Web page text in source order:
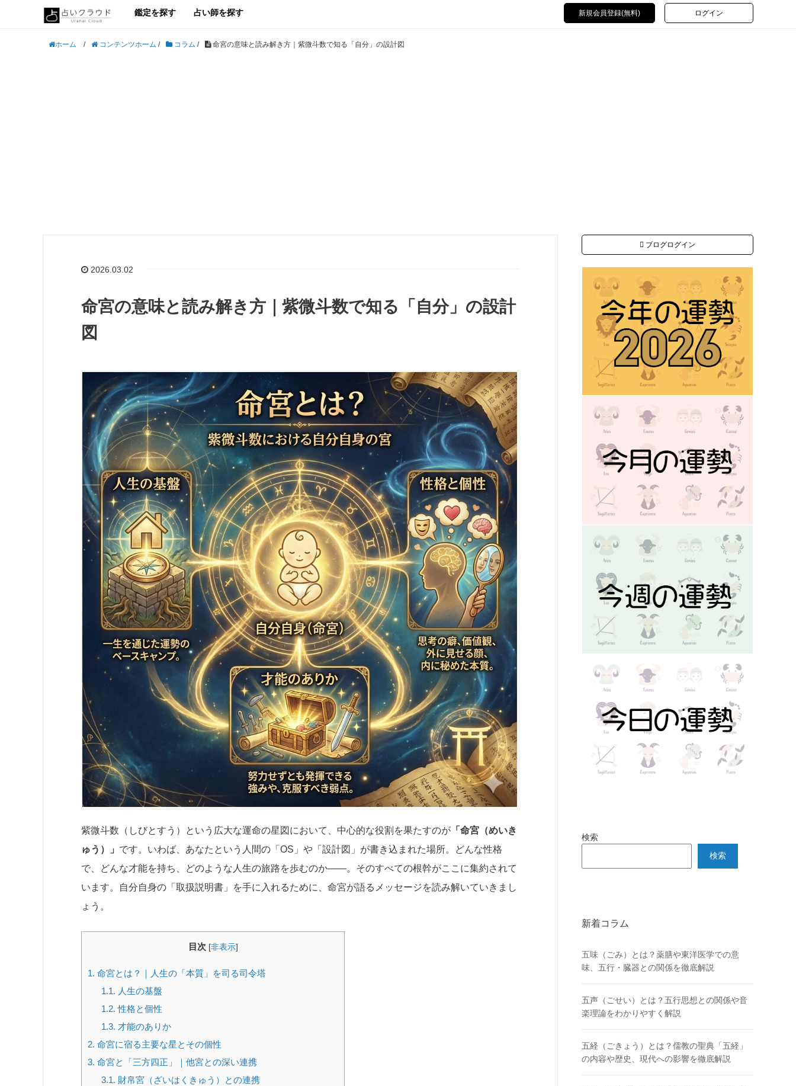
鑑定を探す 占い師を探す 新規会員登録(無料) ログイン
ホーム / コンテンツホーム / コラム / 命宮の意味と読み解き方｜紫微斗数で知る「自分」の設計図
2026.03.02
命宮の意味と読み解き方｜紫微斗数で知る「自分」の設計
図
紫微斗数（しびとすう）という広大な運命の星図において、中心的な役割を果たすのが 「命宮（めいき
ゅう）」 です。いわば、あなたという人間の「OS」や「設計図」が書き込まれた場所。どんな性格
で、どんな才能を持ち、どのような人生の旅路を歩むのか――。そのすべての根幹がここに集約されて
います。自分自身の「取扱説明書」を手に入れるために、命宮が語るメッセージを読み解いていきまし
ょう。
目次 [非表示]
1. 命宮とは？｜人生の「本質」を司る司令塔
1.1. 人生の基盤
1.2. 性格と個性
1.3. 才能のありか
2. 命宮に宿る主要な星とその個性
3. 命宮と「三方四正」｜他宮との深い連携
3.1. 財帛宮（ざいはくきゅう）との連携
ブログログイン
検索
検索
新着コラム
五味（ごみ）とは？薬膳や東洋医学での意
味、五行・臓器との関係を徹底解説
五声（ごせい）とは？五行思想との関係や音
楽理論をわかりやすく解説
五経（ごきょう）とは？儒教の聖典「五経」
の内容や歴史、現代への影響を徹底解説